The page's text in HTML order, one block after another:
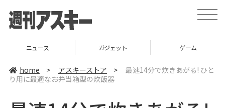
t
o
v
t
ニュース ガジェット ゲーム
home > アスキーストア >
最速14分で炊きあがる! ひと
り用に最適なお弁当箱型の炊飯器